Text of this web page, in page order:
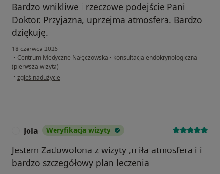
Bardzo wnikliwe i rzeczowe podejście Pani
Doktor. Przyjazna, uprzejma atmosfera. Bardzo
dziękuję.
18 czerwca 2026
• Centrum Medyczne Nałęczowska • konsultacja endokrynologiczna
(pierwsza wizyta)
• w opinii użytkownika Jolanta_Sz
zgłoś nadużycie
Jola Weryfikacja wizyty
Jestem Zadowolona z wizyty ,miła atmosfera i i
bardzo szczegółowy plan leczenia